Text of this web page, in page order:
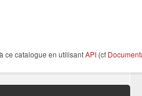
ce catalogue en utilisantAPI (cf